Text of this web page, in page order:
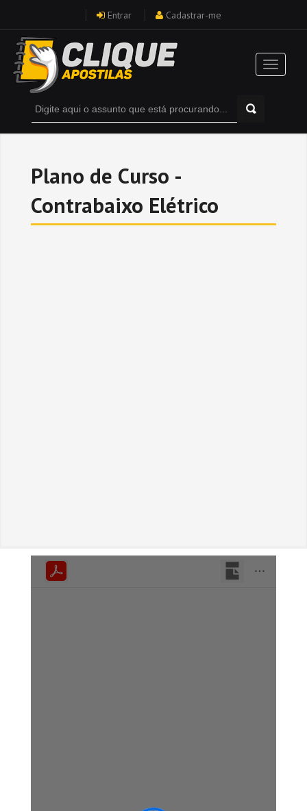
Entrar Cadastrar-me
Plano de Curso -
Contrabaixo Elétrico